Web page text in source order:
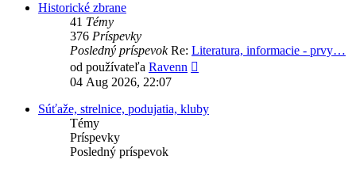
Historické zbrane
41 Témy
376 Príspevky
Posledný príspevokRe: Literatura, informacie - prvy…
od používateľa Ravenn
04 Aug 2026, 22:07
Súťaže, strelnice, podujatia, kluby
Témy
Príspevky
Posledný príspevok